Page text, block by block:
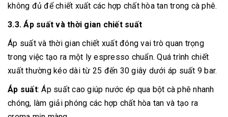
không đủ để chiết xuất các hợp chất hòa tan trong cà phê.
3.3. Áp suất và thời gian chiết suất
Áp suất và thời gian chiết xuất đóng vai trò quan trọng
trong việc tạo ra một ly espresso chuẩn. Quá trình chiết
xuất thường kéo dài từ 25 đến 30 giây dưới áp suất 9 bar.
Áp suất: Áp suất cao giúp nước ép qua bột cà phê nhanh
chóng, làm giải phóng các hợp chất hòa tan và tạo ra